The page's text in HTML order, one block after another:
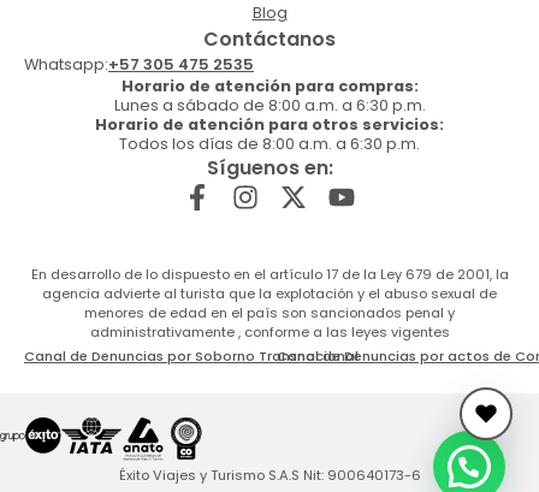
Blog
Contáctanos
Whatsapp:+57 305 475 2535
Horario de atención para compras:
Lunes a sábado de 8:00 a.m. a 6:30 p.m.
Horario de atención para otros servicios:
Todos los días de 8:00 a.m. a 6:30 p.m.
Síguenos en:
En desarrollo de lo dispuesto en el artículo 17 de la Ley 679 de 2001, la
agencia advierte al turista que la explotación y el abuso sexual de
menores de edad en el país son sancionados penal y
administrativamente , conforme a las leyes vigentes
Canal de Denuncias por Soborno TransnacionalCanal de Denuncias por actos de
Éxito Viajes y Turismo S.A.S Nit: 900640173-6